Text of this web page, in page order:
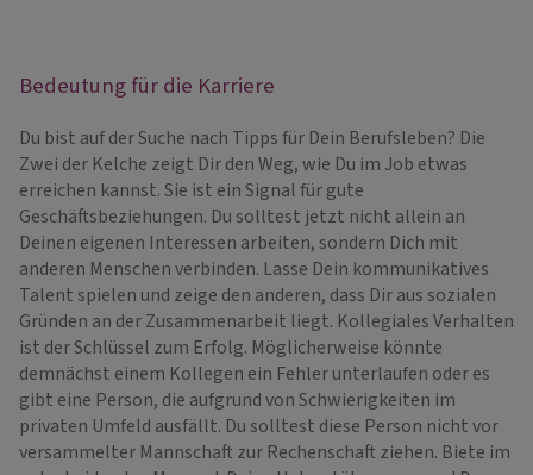
Bedeutung für die Karriere
Du bist auf der Suche nach Tipps für Dein Berufsleben? Die
Zwei der Kelche zeigt Dir den Weg, wie Du im Job etwas
erreichen kannst. Sie ist ein Signal für gute
Geschäftsbeziehungen. Du solltest jetzt nicht allein an
Deinen eigenen Interessen arbeiten, sondern Dich mit
anderen Menschen verbinden. Lasse Dein kommunikatives
Talent spielen und zeige den anderen, dass Dir aus sozialen
Gründen an der Zusammenarbeit liegt. Kollegiales Verhalten
ist der Schlüssel zum Erfolg. Möglicherweise könnte
demnächst einem Kollegen ein Fehler unterlaufen oder es
gibt eine Person, die aufgrund von Schwierigkeiten im
privaten Umfeld ausfällt. Du solltest diese Person nicht vor
versammelter Mannschaft zur Rechenschaft ziehen. Biete im